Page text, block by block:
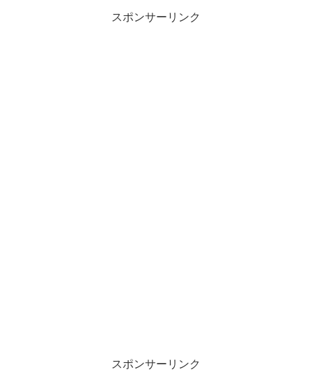
スポンサーリンク
スポンサーリンク